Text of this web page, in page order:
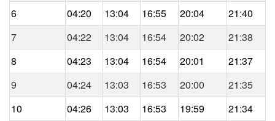
6
04:20 13:04 16:55 20:04
21:40
7
04:22 13:04 16:54 20:02
21:38
8
04:23 13:04 16:54 20:01
21:37
9
04:24 13:03 16:53 20:00
21:35
10
04:26 13:03 16:53 19:59
21:34